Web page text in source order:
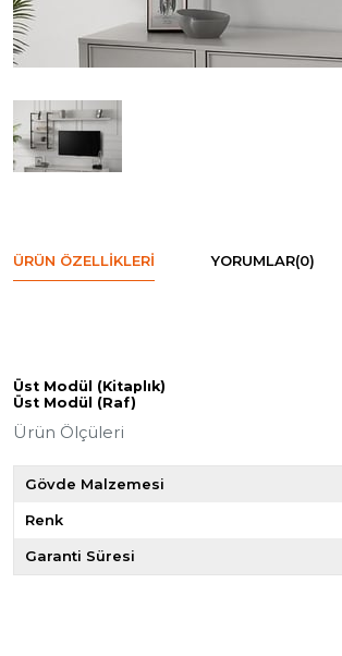
ÜRÜN ÖZELLIKLERI YORUMLAR(0)
Ürün Ölçüleri
Üst Modül (Kitaplık)
Üst Modül (Raf)
Gövde Malzemesi
Renk
Garanti Süresi